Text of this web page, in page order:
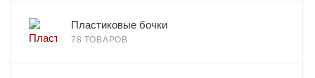
Пластиковые бочки
78 ТОВАРОВ